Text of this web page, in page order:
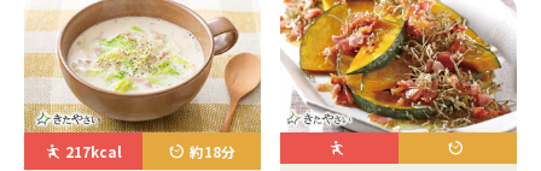
217kcal 約18分